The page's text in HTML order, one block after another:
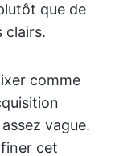
que de
clairs.
comme
vague.
cet